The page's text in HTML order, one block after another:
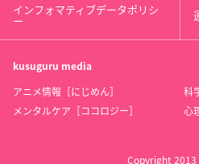
インフォマティブデータポリシ
ー
kusuguru media
アニメ情報［にじめん］
科
メンタルケア［ココロジー］
心
Copyright